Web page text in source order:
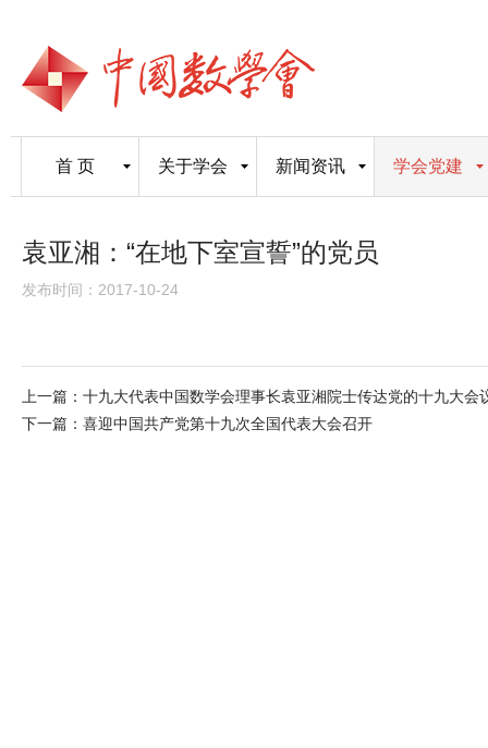
首 页 关于学会 新闻资讯 学会党建
袁亚湘：“在地下室宣誓”的党员
发布时间：2017-10-24
上一篇： 十九大代表中国数学会理事长袁亚湘院士传达党的十九大会
下一篇： 喜迎中国共产党第十九次全国代表大会召开